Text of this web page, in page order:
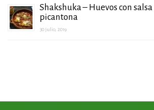
Shakshuka – Huevos con
picantona
30 julio, 2019